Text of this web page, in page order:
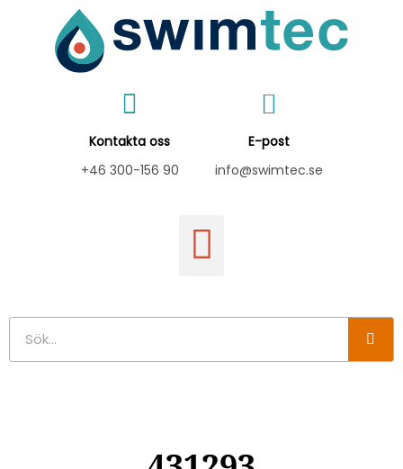
Kontakta oss
+46 300-156 90
E-post
info@swimtec.se